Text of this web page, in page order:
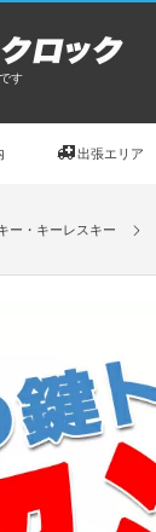
す
出張エリア
ー・キーレスキー